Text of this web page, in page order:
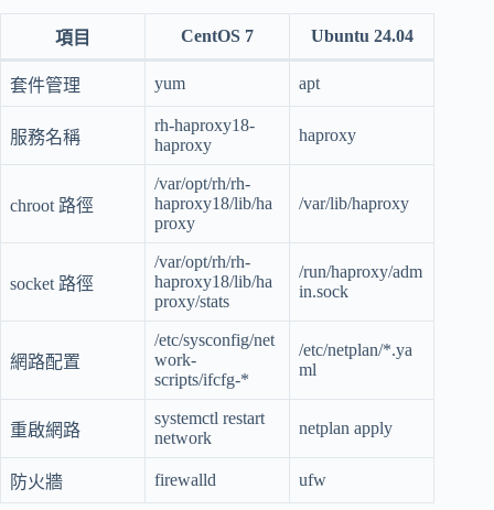
項目 CentOS 7 Ubuntu 24.04
套件管理 yum apt
服務名稱
rh-haproxy18-
haproxy
haproxy
chroot 路徑
/var/opt/rh/rh-
haproxy18/lib/ha
proxy
/var/lib/haproxy
socket 路徑
/var/opt/rh/rh-
haproxy18/lib/ha
proxy/stats
/run/haproxy/adm
in.sock
網路配置
/etc/sysconfig/net
work-
scripts/ifcfg-*
/etc/netplan/*.ya
ml
重啟網路
systemctl restart
network
netplan apply
防火牆 firewalld ufw